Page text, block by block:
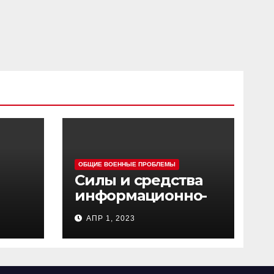
ОБЩИЕ ВОЕННЫЕ ПРОБЛЕМЫ
Силы и средства
информационно-
психологических
операций
вооруженных сил
АПР 1, 2023